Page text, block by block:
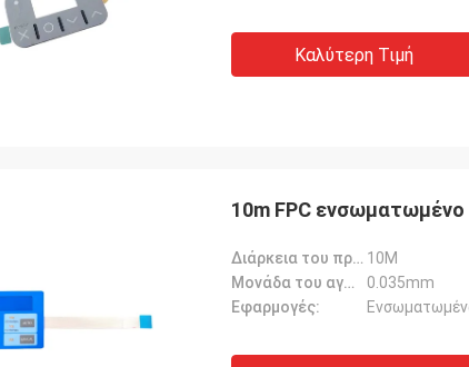
Καλύτερη Τιμή
10m FPC
Διάρκεια του προϊόντος: 10M
Μονάδα του αγωγού:
0.035mm
Εφαρμογές: